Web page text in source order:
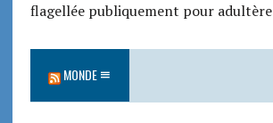
flagellée publiquement pour adultère
MONDE